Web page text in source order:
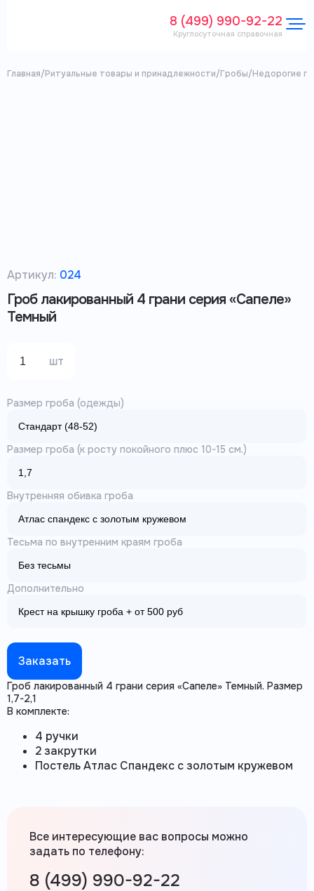
8 (499) 990-92-22
Круглосуточная справочная
Главная/Ритуальные товары и принадлежности/Гробы/Недорогие
Артикул: 024
Гроб лакированный 4 грани серия «Сапеле»
Темный
шт
Размер гроба (одежды)
Размер гроба (к росту покойного плюс 10-15 см.)
Внутренняя обивка гроба
Тесьма по внутренним краям гроба
Дополнительно
Заказать
Гроб лакированный 4 грани серия «Сапеле» Темный. Размер
1,7-2,1
В комплекте:
4 ручки
2 закрутки
Постель Атлас Спандекс с золотым кружевом
Все интересующие вас вопросы можно
задать по телефону:
8 (499) 990-92-22